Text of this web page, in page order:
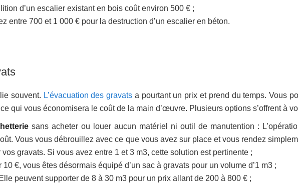
d’un escalier existant en bois coût environ 500 € ;
entre 700 et 1 000 € pour la destruction d’un escalier en béton.
souvent. L’évacuation des gravats a pourtant un prix et prend du temps. Vous
qui vous économisera le coût de la main d’œuvre. Plusieurs options s’offrent à
sans acheter ou louer aucun matériel ni outil de manutention :
Vous vous débrouillez avec ce que vous avez sur place et vous rendez
gravats. Si vous avez entre 1 et 3 m3, cette solution est pertinente ;
10 €, vous êtes désormais équipé d’un sac à gravats pour un volume d’1 m3 ;
peuvent supporter de 8 à 30 m3 pour un prix allant de 200 à 800 € ;